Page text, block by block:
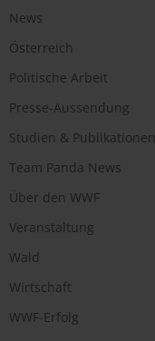
News
Österreich
Politische Arbeit
Presse-Aussendung
Studien & Publikationen
Team Panda News
Über den WWF
Veranstaltung
Wald
Wirtschaft
WWF-Erfolg